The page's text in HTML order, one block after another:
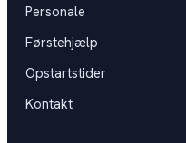
Personale
Førstehjælp
Opstartstider
Kontakt